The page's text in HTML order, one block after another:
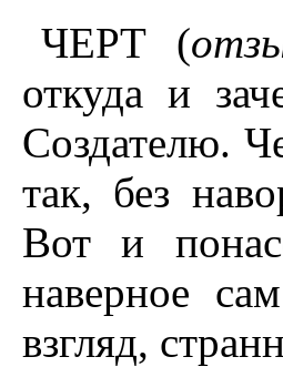
ЧЕРТ (
откуда и
Создателю.
так, без
Вот и
наверное
взгляд,